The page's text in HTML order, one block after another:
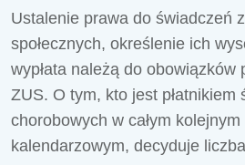
Ustalenie prawa do świadczeń
społecznych, określenie ich
wypłata należą do obowiązków
ZUS. O tym, kto jest płatnikiem
chorobowych w całym kolejnym
kalendarzowym, decyduje